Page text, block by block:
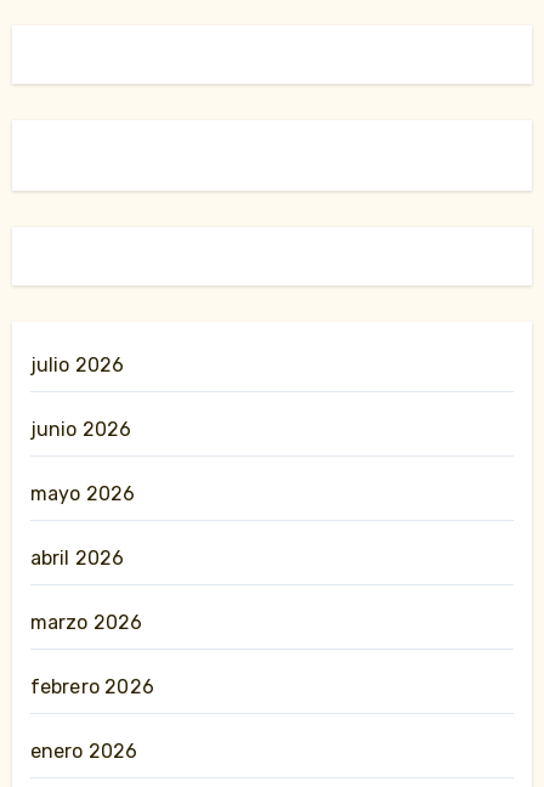
julio 2026
junio 2026
mayo 2026
abril 2026
marzo 2026
febrero 2026
enero 2026